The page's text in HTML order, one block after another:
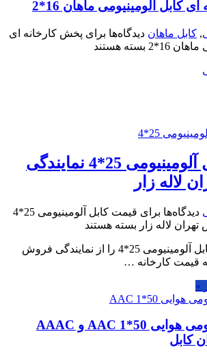
کابل آلومینیومی ماهان 16*2
, کابل ماهان دیدگاه‌ها برای پخش کارخانه ای
16*2
بسته هستند
قیمت کابل آلومینیومی 25*4 نمایندگی
لاله زار
دیدگاه‌ها
برای قیمت کابل آلومینیومی 25*4
لاله زار بسته هستند
بهترین قیمت کابل آلومینیومی 25*4 را از نمایندگی فروش
به قیمت کارخانه …
»
هادی آلومینیومی هوایی 50*1 AAC و AAAC
کابل